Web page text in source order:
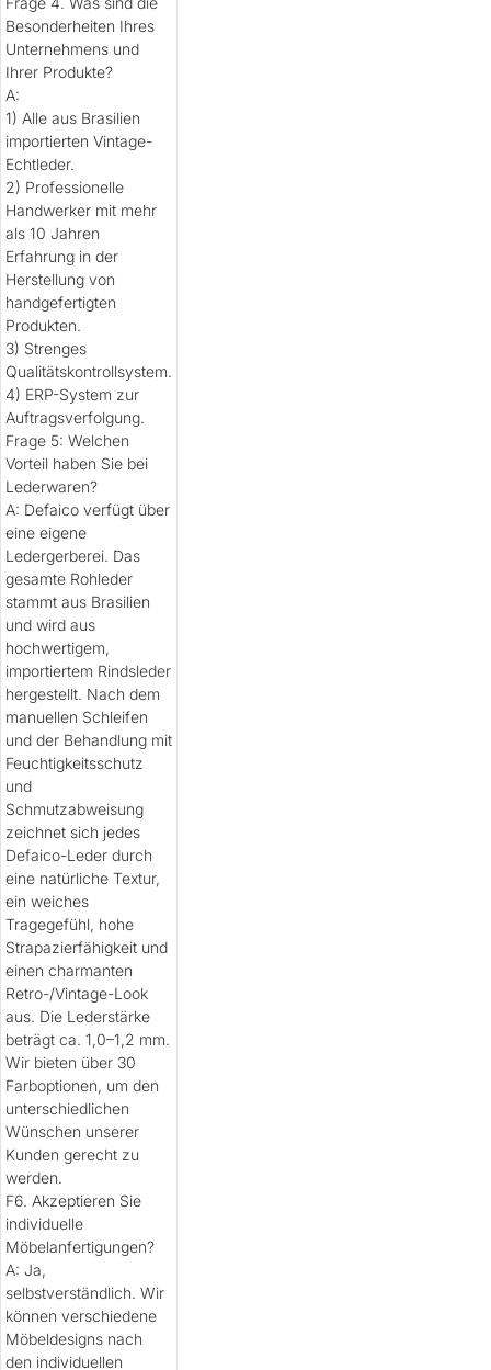
Besonderheiten Ihres
Unternehmens und
Ihrer Produkte?
A:
1) Alle aus Brasilien
importierten Vintage-
Echtleder.
2) Professionelle
Handwerker mit mehr
als 10 Jahren
Erfahrung in der
Herstellung von
handgefertigten
Produkten.
3) Strenges
Qualitätskontrollsystem.
4) ERP-System zur
Auftragsverfolgung.
Frage 5: Welchen
Vorteil haben Sie bei
Lederwaren?
A: Defaico verfügt über
eine eigene
Ledergerberei. Das
gesamte Rohleder
stammt aus Brasilien
und wird aus
hochwertigem,
importiertem Rindsleder
hergestellt. Nach dem
manuellen Schleifen
und der Behandlung mit
Feuchtigkeitsschutz
und
Schmutzabweisung
zeichnet sich jedes
Defaico-Leder durch
eine natürliche Textur,
ein weiches
Tragegefühl, hohe
Strapazierfähigkeit und
einen charmanten
Retro-/Vintage-Look
aus. Die Lederstärke
beträgt ca. 1,0–1,2 mm.
Wir bieten über 30
Farboptionen, um den
unterschiedlichen
Wünschen unserer
Kunden gerecht zu
werden.
F6. Akzeptieren Sie
individuelle
Möbelanfertigungen?
A: Ja,
selbstverständlich. Wir
können verschiedene
Möbeldesigns nach
den individuellen